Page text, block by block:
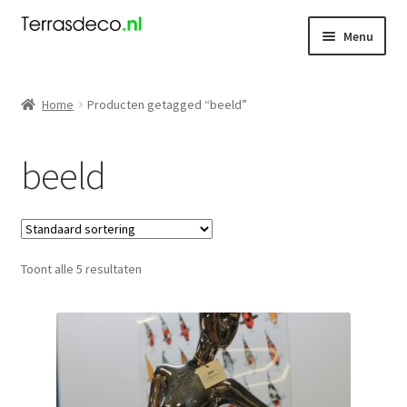
Ga
navigatie
Ga
inhoud
Menu
Kabouters
Mensen
Nieuw
Koningsdag
Contact
Home Producten getagged “beeld”
beeld
Toont alle 5 resultaten